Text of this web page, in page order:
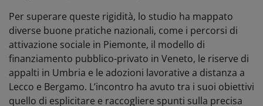
Per superare queste rigidità, lo studio ha mappato
diverse buone pratiche nazionali, come i percorsi di
attivazione sociale in Piemonte, il modello di
finanziamento pubblico-privato in Veneto, le riserve di
appalti in Umbria e le adozioni lavorative a distanza a
Lecco e Bergamo. L’incontro ha avuto tra i suoi obiettivi
quello di esplicitare e raccogliere spunti sulla precisa